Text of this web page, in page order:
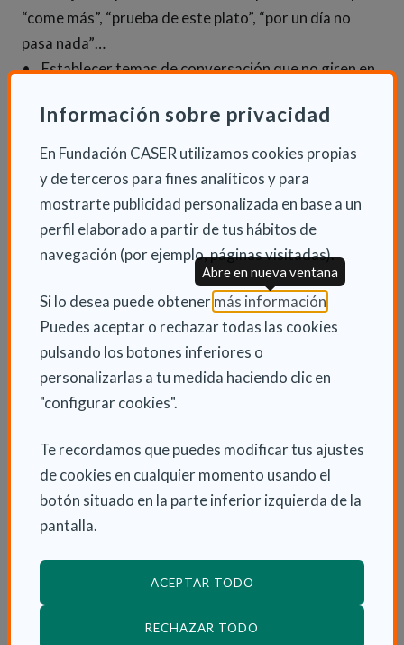
Información sobre privacidad
En Fundación CASER utilizamos cookies propias
y de terceros para fines analíticos y para
mostrarte publicidad personalizada en base a un
perfil elaborado a partir de tus hábitos de
navegación (por ejemplo, páginas visitadas).
Si lo desea puede obtener más información
Puedes aceptar o rechazar todas las cookies
pulsando los botones inferiores o
personalizarlas a tu medida haciendo clic en
"configurar cookies".
Te recordamos que puedes modificar tus ajustes
de cookies en cualquier momento usando el
botón situado en la parte inferior izquierda de la
pantalla.
ACEPTAR TODO
RECHAZAR TODO
Abre en nueva ventana
“come más”, “prueba de este plato”, “por un día no
pasa nada”…
• Establecer temas de conversación que no giren en
• Evitar sobremesas muy largas.
• Es importante ser amables, sonreír y generar
emociones positivas en la mesa.
• Recuperar en estas fechas de más tiempo libre la
parte lúdica de la vida: la alegría, distracción, ocio,
baile, juegos de mesa y diversión sana.
• Tener paciencia, no olvidar que están atravesando
por una enfermedad.
• Y lo que es más importante, hacer hincapié en que
estas fiestas “no son sólo giran en torno a la comida”
y que lo importante es compartir el tiempo con la
familia y amigos, además de agradecer y tener
nuestra memoria emocional.
Todo ello siempre desde la comunicación, el respeto y
el entendimiento hacia las dificultades que una